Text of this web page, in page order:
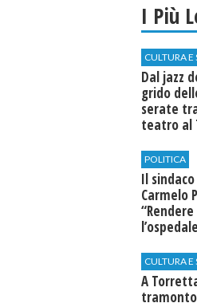
I Più
CULTURA E
Dal jazz
grido
serate
teatro al
POLITICA
Il
Carmelo
CULTURA E
​A